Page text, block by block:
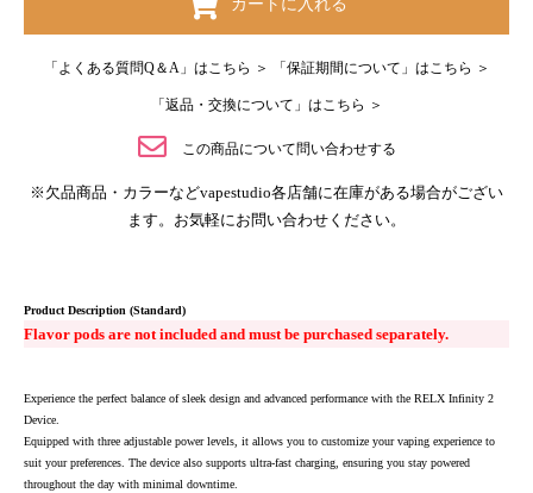
カートに入れる
「よくある質問Q＆A」はこちら ＞ 「保証期間について」はこちら ＞
「返品・交換について」はこちら ＞
この商品について問い合わせする
※欠品商品・カラーなどvapestudio各店舗に在庫がある場合がござい
ます。お気軽にお問い合わせください。
Product Description (Standard)
Flavor pods are not included and must be purchased separately.
Experience the perfect balance of sleek design and advanced performance with the RELX Infinity 2
Device.
Equipped with three adjustable power levels, it allows you to customize your vaping experience to
suit your preferences. The device also supports ultra-fast charging, ensuring you stay powered
throughout the day with minimal downtime.